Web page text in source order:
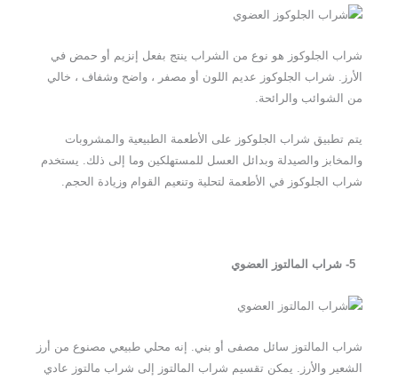
شراب الجلوكوز هو نوع من الشراب ينتج بفعل إنزيم أو حمض في
الأرز. شراب الجلوكوز عديم اللون أو مصفر ، واضح وشفاف ، خالي
من الشوائب والرائحة.
يتم تطبيق شراب الجلوكوز على الأطعمة الطبيعية والمشروبات
والمخابز والصيدلة وبدائل العسل للمستهلكين وما إلى ذلك. يستخدم
شراب الجلوكوز في الأطعمة لتحلية وتنعيم القوام وزيادة الحجم.
شراب المالتوز سائل مصفى أو بني. إنه محلي طبيعي مصنوع من أرز
الشعير والأرز. يمكن تقسيم شراب المالتوز إلى شراب مالتوز عادي